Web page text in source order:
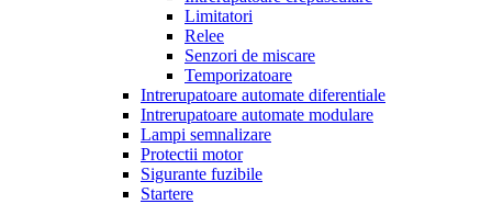
Limitatori
Relee
Senzori de miscare
Temporizatoare
Intrerupatoare automate diferentiale
Intrerupatoare automate modulare
Lampi semnalizare
Protectii motor
Sigurante fuzibile
Startere